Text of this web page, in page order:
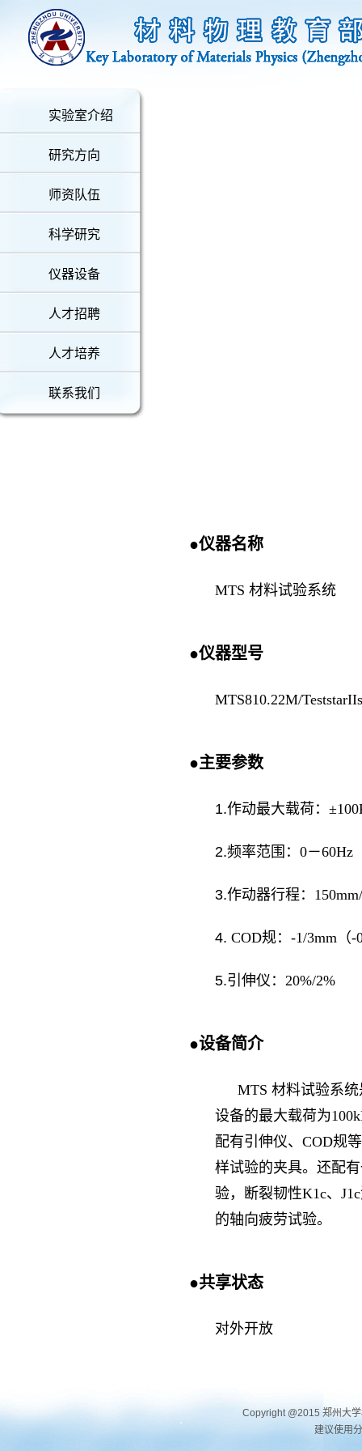
实验室介绍
研究方向
师资队伍
科学研究
仪器设备
人才招聘
人才培养
联系我们
●仪器名称
MTS 材料试验系统
●仪器型号
MTS810.22M/
●主要参数
1.作动最大载荷： ±
2.频率范围： 0－60Hz
3.作动器行程：
4. COD规： -1/3mm（-
5.引伸仪： 20%/2%
●设备简介
MTS 材料试验系
设备的最大载荷为
配有引伸仪、 COD规
样试验的夹具。还配
验，断裂韧性K1c、J1c
的轴向疲劳试验。
●共享状态
对外开放
Copyright @2015 郑州大
建议使用